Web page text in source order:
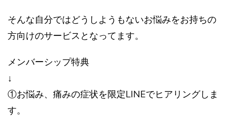
そんな自分ではどうしようもないお悩みをお持ちの
方向けのサービスとなってます。
メンバーシップ特典
↓
①お悩み、痛みの症状を限定LINEでヒアリングしま
す。